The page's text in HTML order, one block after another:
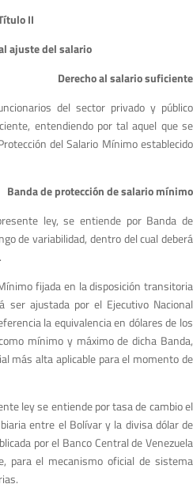
II
ajuste del salario
Derecho al salario suficiente
del sector privado y público
entendiendo por tal aquel que se
del Salario Mínimo establecido
Banda de protección de salario mínimo
ley, se entiende por Banda de
de variabilidad, dentro del cual deberá
fijada en la disposición transitoria
ser ajustada por el Ejecutivo Nacional
la equivalencia en dólares de los
mínimo y máximo de dicha Banda,
más alta aplicable para el momento de
ley se entiende por tasa de cambio el
entre el Bolívar y la divisa dólar de
por el Banco Central de Venezuela
para el mecanismo oficial de sistema